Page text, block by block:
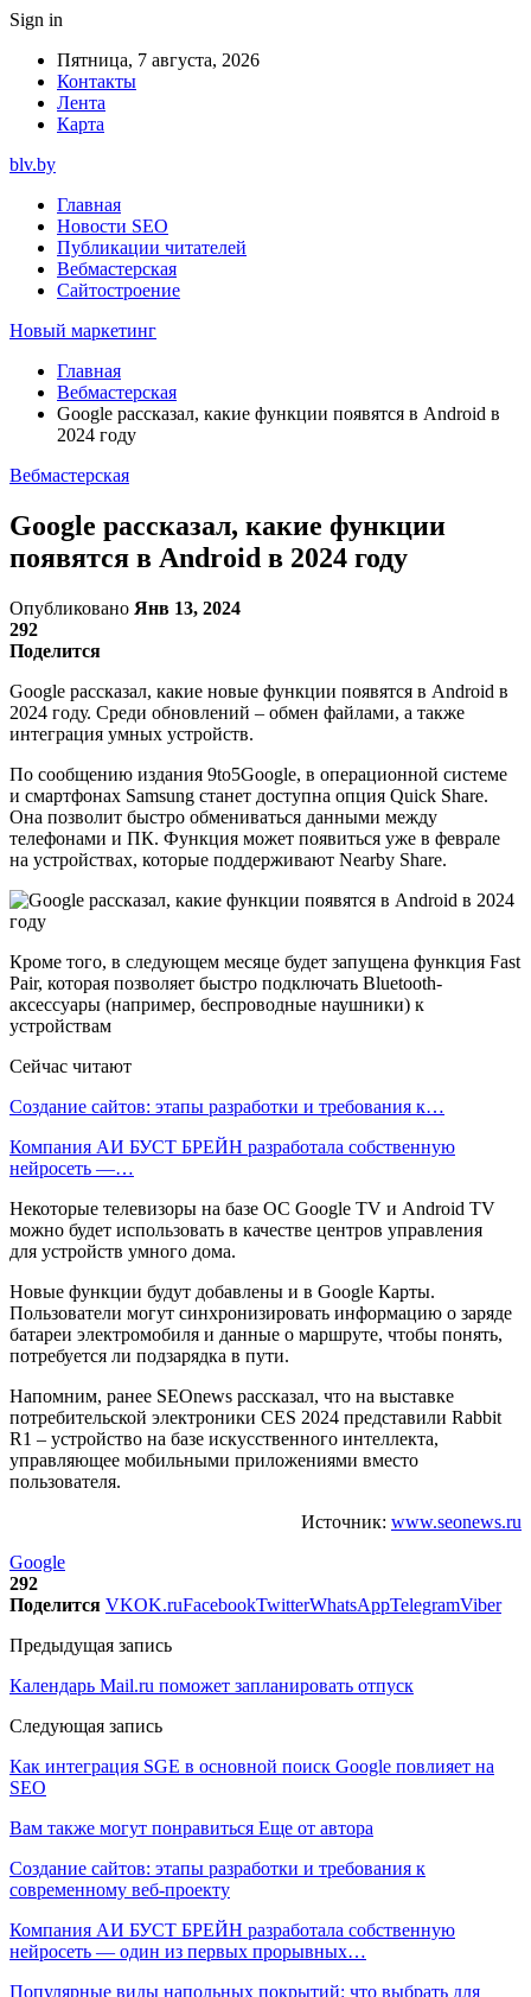
Sign in
Пятница, 7 августа, 2026
Контакты
Лента
Карта
blv.by
Главная
Новости SEO
Публикации читателей
Вебмастерская
Сайтостроение
Новый маркетинг
Главная
Вебмастерская
Google рассказал, какие функции появятся в Android в
2024 году
Вебмастерская
Google рассказал, какие функции
появятся в Android в 2024 году
Опубликовано Янв 13, 2024
292
Поделится
Google рассказал, какие новые функции появятся в Android в
2024 году. Среди обновлений – обмен файлами, а также
интеграция умных устройств.
По сообщению издания 9to5Google, в операционной системе
и смартфонах Samsung станет доступна опция Quick Share.
Она позволит быстро обмениваться данными между
телефонами и ПК. Функция может появиться уже в феврале
на устройствах, которые поддерживают Nearby Share.
Кроме того, в следующем месяце будет запущена функция Fast
Pair, которая позволяет быстро подключать Bluetooth-
аксессуары (например, беспроводные наушники) к
устройствам
Сейчас читают
Создание сайтов: этапы разработки и требования к…
Компания АИ БУСТ БРЕЙН разработала собственную
нейросеть —…
Некоторые телевизоры на базе ОС Google TV и Android TV
можно будет использовать в качестве центров управления
для устройств умного дома.
Новые функции будут добавлены и в Google Карты.
Пользователи могут синхронизировать информацию о заряде
батареи электромобиля и данные о маршруте, чтобы понять,
потребуется ли подзарядка в пути.
Напомним, ранее SEOnews рассказал, что на выставке
потребительской электроники CES 2024 представили Rabbit
R1 – устройство на базе искусственного интеллекта,
управляющее мобильными приложениями вместо
пользователя.
Источник: www.seonews.ru
Google
292
Поделится VKOK.ruFacebookTwitterWhatsAppTelegramViber
Предыдущая запись
Календарь Mail.ru поможет запланировать отпуск
Следующая запись
Как интеграция SGE в основной поиск Google повлияет на
SEO
Вам также могут понравиться Еще от автора
Создание сайтов: этапы разработки и требования к
современному веб-проекту
Компания АИ БУСТ БРЕЙН разработала собственную
нейросеть — один из первых прорывных…
Популярные виды напольных покрытий: что выбрать для